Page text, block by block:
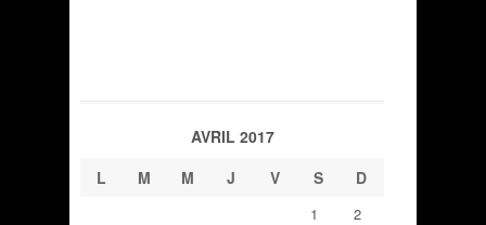
AVRIL 2017
L
M M J V S D
1
2